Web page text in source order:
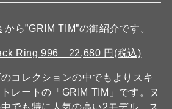
から”GRIM TIM”の御紹介です。
Ring 996 22,680 円(税込)
コレクションの中でもよりスキ
レートの「GRIM TIM」です。ヌ
でも特に人気の高い2モデル、ス